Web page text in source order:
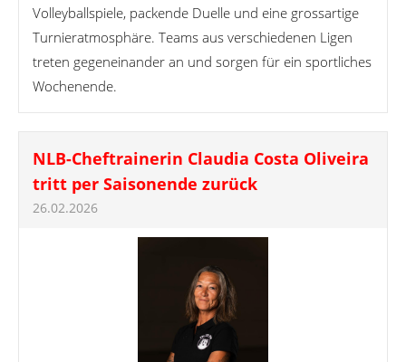
Volleyballspiele, packende Duelle und eine grossartige
Turnieratmosphäre. Teams aus verschiedenen Ligen
treten gegeneinander an und sorgen für ein sportliches
Wochenende.
NLB-Cheftrainerin Claudia Costa Oliveira
tritt per Saisonende zurück
26.02.2026